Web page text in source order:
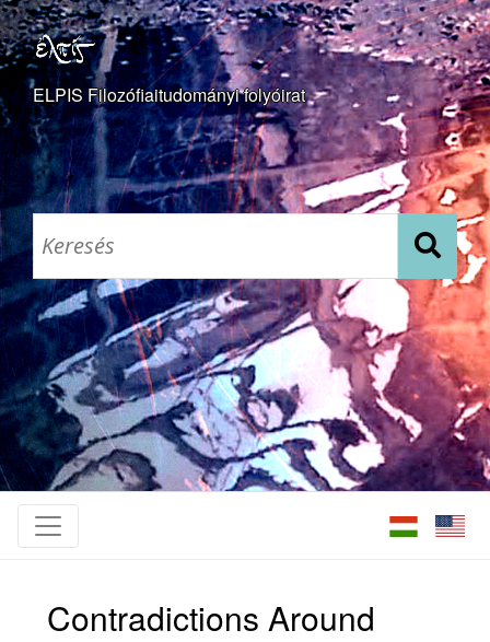
ELPIS Filozófiaitudományi folyóirat
Contradictions Around